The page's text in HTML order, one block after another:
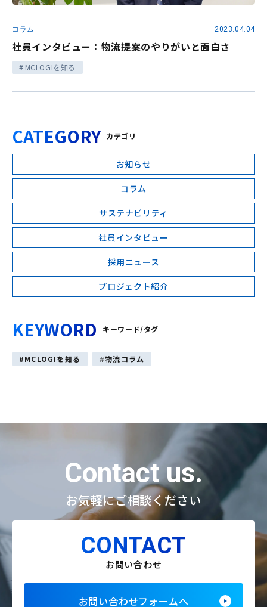
コラム 2023.04.04
社員インタビュー：物流提案のやりがいと面白さ
MCLOGIを知る
CATEGORY カテゴリ
お知らせ
コラム
サステナビリティ
社員インタビュー
採用ニュース
プロジェクト紹介
KEYWORD キーワード/タグ
MCLOGIを知る 物流コラム
Contact us.
お気軽にご相談ください
CONTACT
お問い合わせ
お問い合わせフォームへ